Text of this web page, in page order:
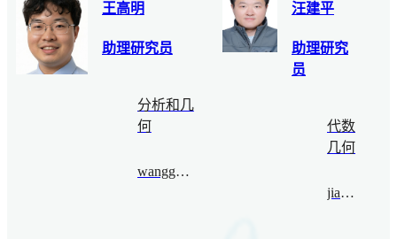
王高明
助理研究员
分析和几
何
wanggaoming@bimsa.cn
汪建平
助理研究
员
代数
几何
jianpw@bimsa.cn